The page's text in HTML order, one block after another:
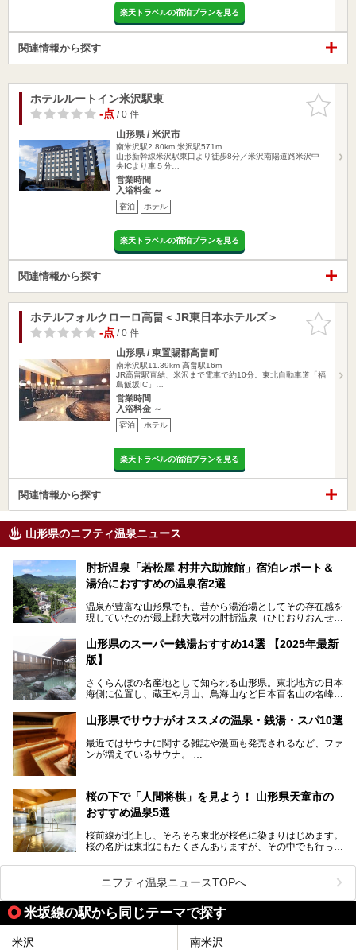
楽天トラベルの宿泊プランを見る
関連情報から探す
お気に入
りに追加
ホテルルートイン米沢駅東
-点/ 0 件
山形県 / 米沢市
南米沢駅2.80km 米沢駅571m
山形新幹線米沢駅東口より徒歩8分／米沢南陽道路米沢中
央ICより車５分…
営業時間
入浴料金 ～
宿泊 ホテル
楽天トラベルの宿泊プランを見る
関連情報から探す
お気に入
りに追加
ホテルフォルクローロ高畠＜JR東日本ホテルズ＞
-点/ 0 件
山形県 / 東置賜郡高畠町
南米沢駅11.39km 高畠駅16m
JR高畠駅直結、米沢まで電車で約10分。東北自動車道「福
島飯坂IC」…
営業時間
入浴料金 ～
宿泊 ホテル
楽天トラベルの宿泊プランを見る
関連情報から探す
山形県のニフティ温泉ニュース
肘折温泉「若松屋 村井六助旅館」宿泊レポート＆
湯治におすすめの温泉宿2選
温泉が豊富な山形県でも、昔から湯治場としてその存在感を
現していたのが最上郡大蔵村の肘折温泉（ひじおりおんせ
今回はその肘折温泉の「若松屋 村井六助旅館」に宿泊した
体験レポートとおすすめの温泉宿を2軒ご紹介します。
鄙びた風情があり、源泉掛け流しの旅館も多い肘折温泉は、
す。
山形県のスーパー銭湯おすすめ14選 【2025年最新
版】
さくらんぼの名産地として知られる山形県。東北地方の日本
海側に位置し、蔵王や月山、鳥海山など日本百名山の名峰や
の細道」全行程の1/3にあたる期間を山形県で過ごしたとい
われることからも、山形の深い魅力がうかがえます。
山形県はまた、県内全域に多様な温泉があり、35ある市町
村のすべてで温泉が湧いているという温泉県。そんな山形県
でぜひチェックしたいスーパー銭湯をご紹介します。
山形県でサウナがオススメの温泉・銭湯・スパ10選
最近ではサウナに関する雑誌や漫画も発売されるなど、ファ
ンが増えているサウナ。
こだわりを持つ施設も増えています。
今回はそんな今話題のサウナが楽しめる、山形県内にあるオ
ススメ温泉・銭湯・スパを10件まとめてご紹介します。
桜の下で「人間将棋」を見よう！ 山形県天童市の
おすすめ温泉5選
桜前線が北上し、そろそろ東北が桜色に染まりはじめます。
桜の名所は東北にもたくさんありますが、その中でも行って
舞鶴山の山頂まで軽いハイキングの気分で登れば、そこでは
なんと「人間将棋」が行われているのです！
「人間将棋」とは昭和31年から毎年春に山形県天童市で行
われている一大イベントで、甲冑や着物姿の武者に扮した人
間が将棋の駒となり、対局を行っているのです。
ニフティ温泉ニュースTOPへ
米坂線の駅から同じテーマで探す
米沢 南米沢